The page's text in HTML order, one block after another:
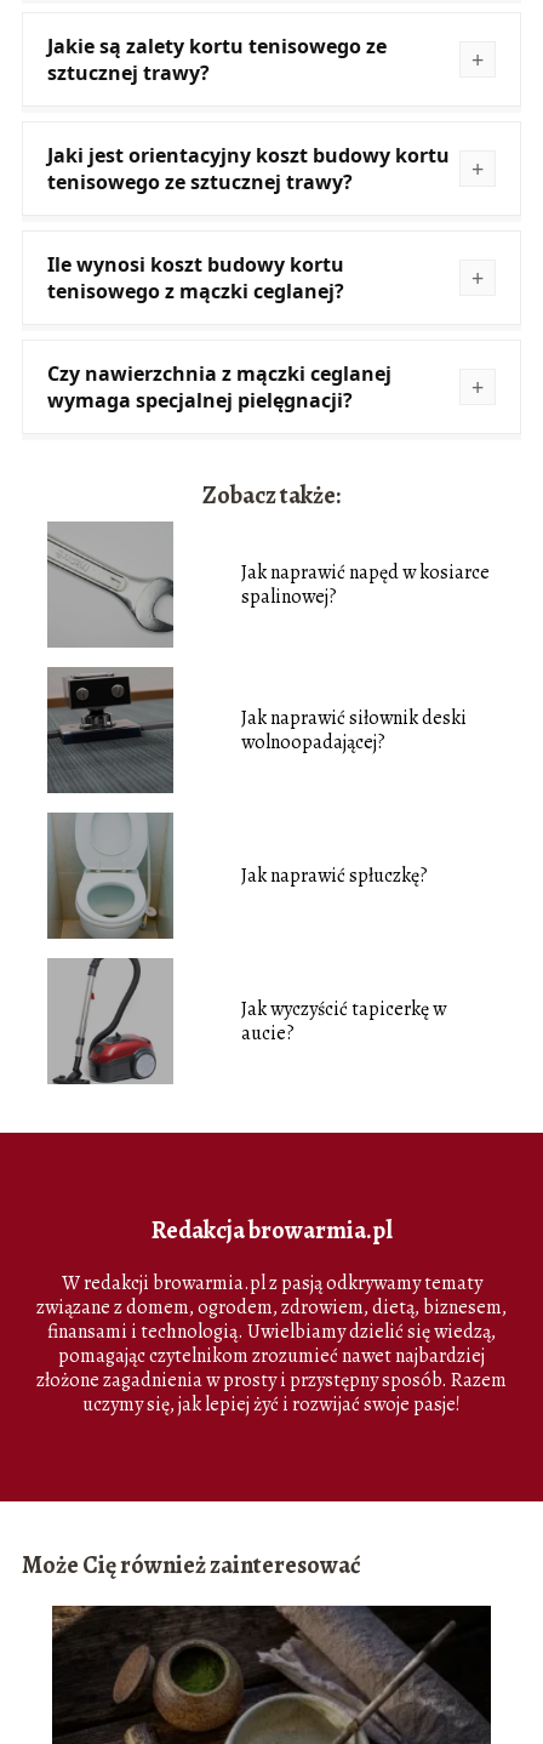
Jakie są zalety kortu tenisowego ze
sztucznej trawy?
Jaki jest orientacyjny koszt budowy kortu
tenisowego ze sztucznej trawy?
Ile wynosi koszt budowy kortu
tenisowego z mączki ceglanej?
Czy nawierzchnia z mączki ceglanej
wymaga specjalnej pielęgnacji?
Zobacz także:
Jak naprawić napęd w kosiarce
spalinowej?
Jak naprawić siłownik deski
wolnoopadającej?
Jak naprawić spłuczkę?
Jak wyczyścić tapicerkę w
aucie?
Redakcja browarmia.pl
W redakcji browarmia.pl z pasją odkrywamy tematy
związane z domem, ogrodem, zdrowiem, dietą, biznesem,
finansami i technologią. Uwielbiamy dzielić się wiedzą,
pomagając czytelnikom zrozumieć nawet najbardziej
złożone zagadnienia w prosty i przystępny sposób. Razem
uczymy się, jak lepiej żyć i rozwijać swoje pasje!
Może Cię również zainteresować